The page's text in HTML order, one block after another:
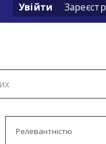
Увійти